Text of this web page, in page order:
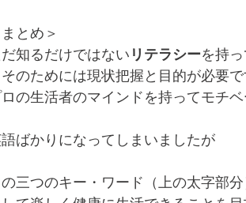
まとめ＞
知るだけではない リテラシーを持っ
そのためには現状把握と目的が必要で
の生活者のマインドを持ってモチベ
ばかりになってしまいましたが
三つのキー・ワード（上の太字部